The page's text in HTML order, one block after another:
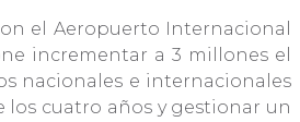
el Aeropuerto Internacional
incrementar a 3 millones el
nacionales e internacionales
los cuatro años y gestionar un